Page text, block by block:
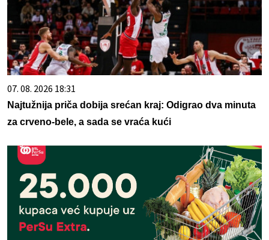
07. 08. 2026 18:31
Najtužnija priča dobija srećan kraj: Odigrao dva minuta
za crveno-bele, a sada se vraća kući